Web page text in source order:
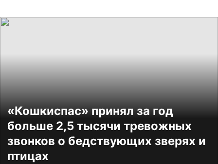
«Кошкиспас» принял за год
больше 2,5 тысячи тревожных
звонков о бедствующих зверях и
птицах